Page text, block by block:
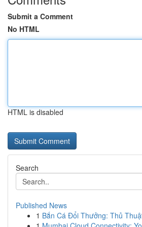
Submit a Comment
No HTML
HTML is disabled
Search
Published News
1 Bắn Cá Đổi Thưởng: Thủ